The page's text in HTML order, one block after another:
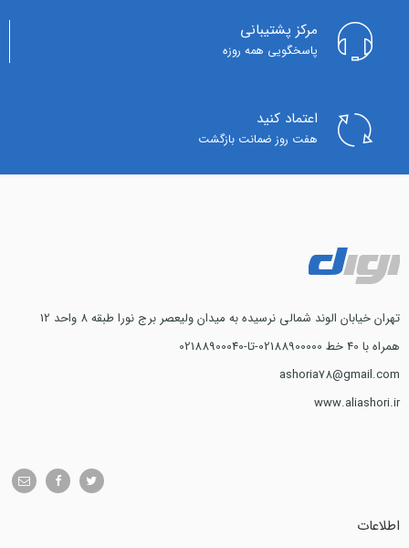
مرکز پشتیبانی
پاسخگویی همه روزه
اعتماد کنید
هفت روز ضمانت بازگشت
تهران خیابان الوند شمالی نرسیده به میدان ولیعصر برج نورا طبقه 8 واحد 12
همراه با 40 خط 02188900000-تا-02188900040
ashoria78@gmail.com
www.aliashori.ir
اطلاعات